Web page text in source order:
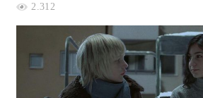
2.312